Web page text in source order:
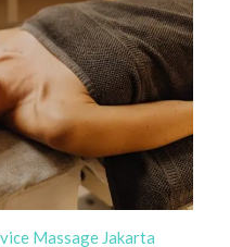
Massage Jakarta